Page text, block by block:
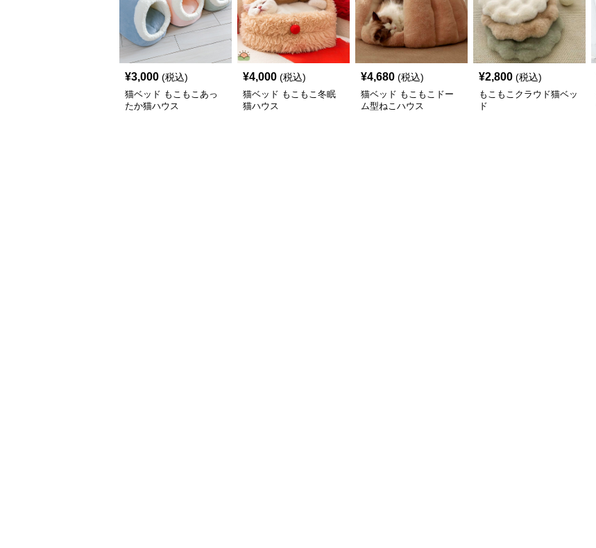
¥3,000 (税込)
猫ベッド もこもこあっ
たか猫ハウス
¥4,000 (税込)
猫ベッド もこもこ冬眠
猫ハウス
¥4,680 (税込)
猫ベッド もこもこドー
ム型ねこハウス
¥2,800 (税込)
もこもこクラウド猫ベッ
ド